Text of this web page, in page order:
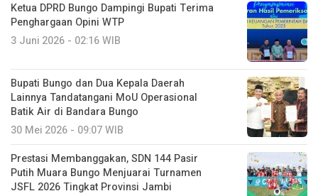
Ketua DPRD Bungo Dampingi Bupati Terima
Penghargaan Opini WTP
3 Juni 2026 - 02:16 WIB
Bupati Bungo dan Dua Kepala Daerah
Lainnya Tandatangani MoU Operasional
Batik Air di Bandara Bungo
30 Mei 2026 - 09:07 WIB
Prestasi Membanggakan, SDN 144 Pasir
Putih Muara Bungo Menjuarai Turnamen
JSFL 2026 Tingkat Provinsi Jambi